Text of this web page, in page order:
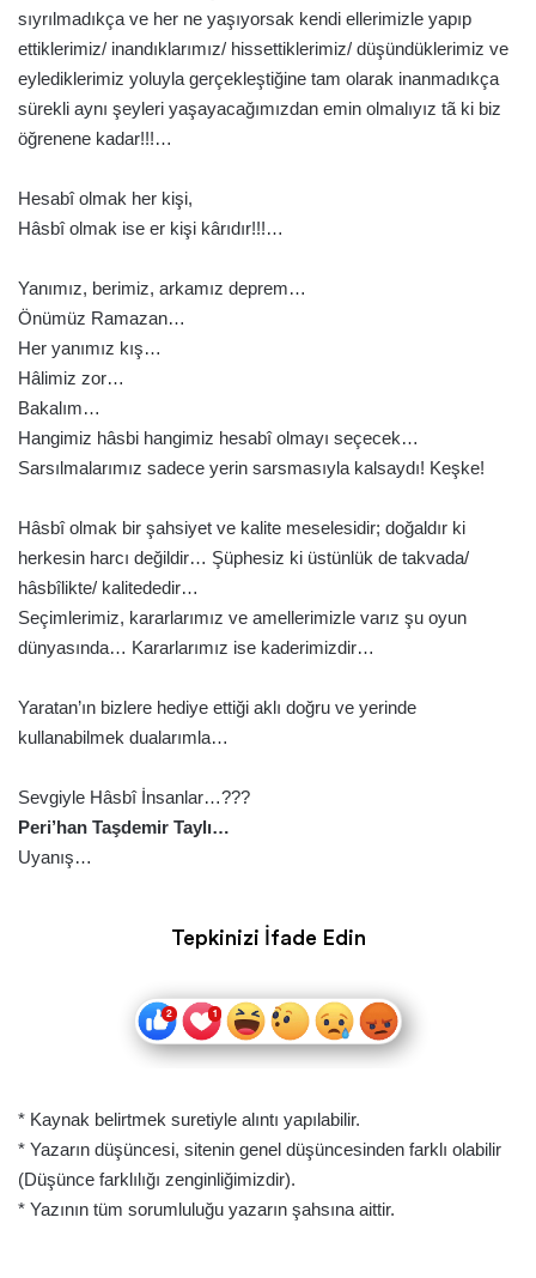
sıyrılmadıkça ve her ne yaşıyorsak kendi ellerimizle yapıp
ettiklerimiz/ inandıklarımız/ hissettiklerimiz/ düşündüklerimiz ve
eylediklerimiz yoluyla gerçekleştiğine tam olarak inanmadıkça
sürekli aynı şeyleri yaşayacağımızdan emin olmalıyız tã ki biz
öğrenene kadar!!!…
Hesabî olmak her kişi,
Hâsbî olmak ise er kişi kârıdır!!!…
Yanımız, berimiz, arkamız deprem…
Önümüz Ramazan…
Her yanımız kış…
Hâlimiz zor…
Bakalım…
Hangimiz hâsbi hangimiz hesabî olmayı seçecek…
Sarsılmalarımız sadece yerin sarsmasıyla kalsaydı! Keşke!
Hâsbî olmak bir şahsiyet ve kalite meselesidir; doğaldır ki
herkesin harcı değildir… Şüphesiz ki üstünlük de takvada/
hâsbîlikte/ kalitededir…
Seçimlerimiz, kararlarımız ve amellerimizle varız şu oyun
dünyasında… Kararlarımız ise kaderimizdir…
Yaratan’ın bizlere hediye ettiği aklı doğru ve yerinde
kullanabilmek dualarımla…
Sevgiyle Hâsbî İnsanlar…???
Peri’han Taşdemir Taylı…
Uyanış…
Tepkinizi İfade Edin
* Kaynak belirtmek suretiyle alıntı yapılabilir.
* Yazarın düşüncesi, sitenin genel düşüncesinden farklı olabilir
(Düşünce farklılığı zenginliğimizdir).
* Yazının tüm sorumluluğu yazarın şahsına aittir.